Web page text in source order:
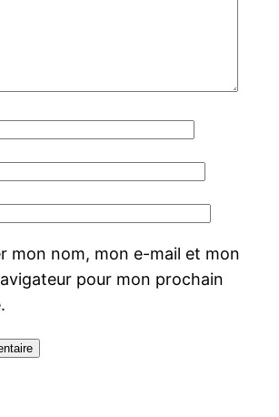
mon nom, mon e-mail et mon
pour mon prochain